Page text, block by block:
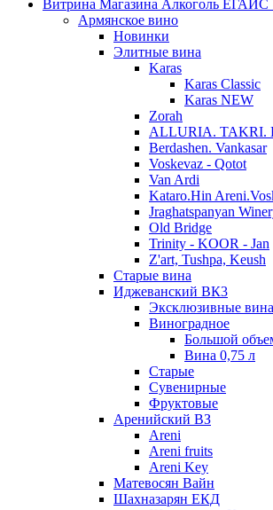
Витрина Магазина Алкоголь ЕГАИС
Армянское вино
Новинки
Элитные вина
Karas
Karas Classic
Karas NEW
Zorah
ALLURIA. TAKRI.
Berdashen. Vankasar
Voskevaz - Qotot
Van Ardi
Kataro.Hin
Jraghatspanyan
Old Bridge
Trinity - KOOR - Jan
Z'art, Tushpa, Keush
Старые вина
Иджеванский ВК3
Эксклюзивные вина
Виноградное
Большой
Вина 0,75 л
Старые
Сувенирные
Фруктовые
Аренийский ВЗ
Areni
Areni fruits
Areni Key
Матевосян Вайн
Шахназарян ЕКД